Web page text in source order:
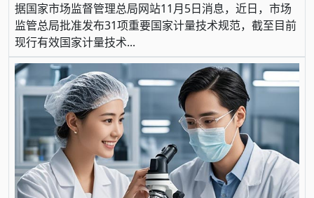
据国家市场监督管理总局网站11月5日消息，近日，市场
监管总局批准发布31项重要国家计量技术规范，截至目前
现行有效国家计量技术...